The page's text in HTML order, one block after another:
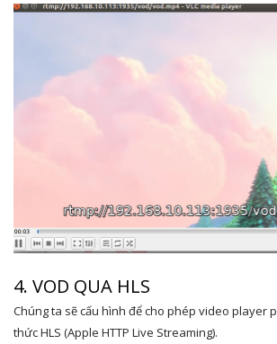
4. VOD QUA HLS
Chúng ta sẽ cấu hình để cho phép video player
thức HLS (Apple HTTP Live Streaming).